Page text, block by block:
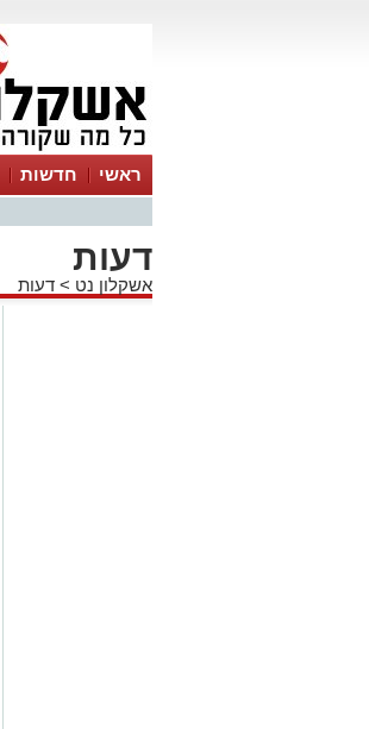
ראשי חדשות
דעות
אשקלון נט > דעות